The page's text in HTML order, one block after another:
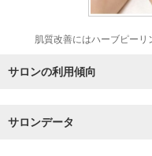
肌質改善にはハーブピーリ
サロンの利用傾向
サロンデータ